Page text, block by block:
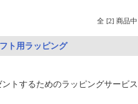
全 [2] 商品
ト用ラッピング
トするためのラッピングサービス